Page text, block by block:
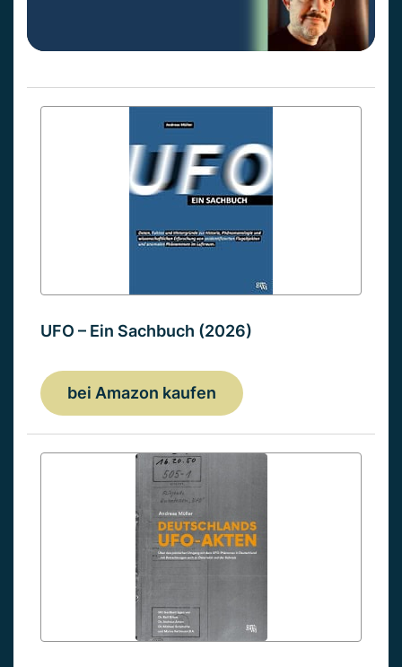
UFO – Ein Sachbuch (2026)
bei Amazon kaufen